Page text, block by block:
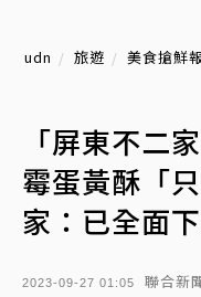
udn 旅遊 美食搶鮮
「屏東不二
霉蛋黃酥「
家：已全面
2023-09-27 01:05 聯合新